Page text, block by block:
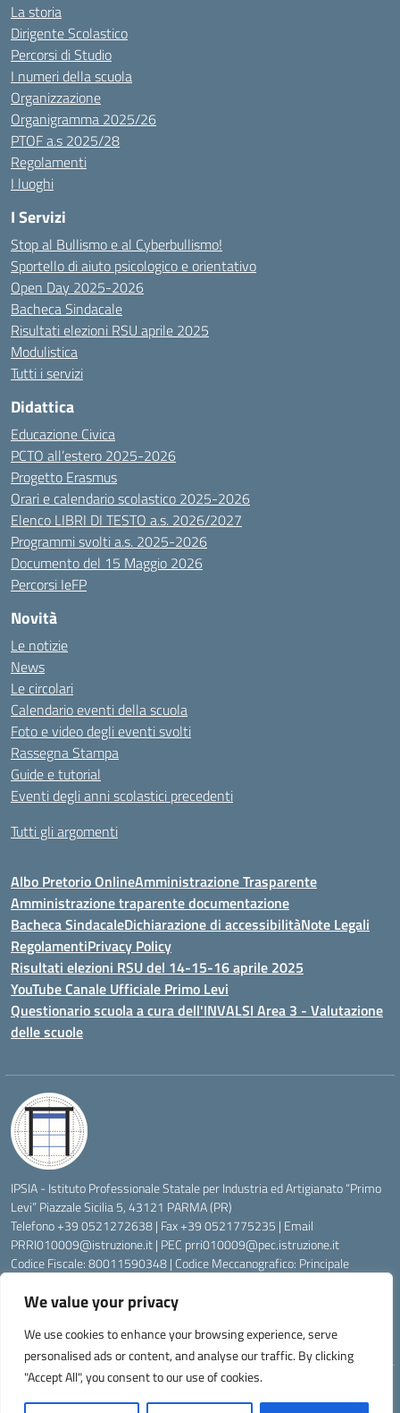
We value your privacy
We use cookies to enhance your browsing experience, serve
personalised ads or content, and analyse our traffic. By clicking
"Accept All", you consent to our use of cookies.
La storia
Dirigente Scolastico
Percorsi di Studio
I numeri della scuola
Organizzazione
Organigramma 2025/26
PTOF a.s 2025/28
Regolamenti
I luoghi
I Servizi
Stop al Bullismo e al Cyberbullismo!
Sportello di aiuto psicologico e orientativo
Open Day 2025-2026
Bacheca Sindacale
Risultati elezioni RSU aprile 2025
Modulistica
Tutti i servizi
Didattica
Educazione Civica
PCTO all’estero 2025-2026
Progetto Erasmus
Orari e calendario scolastico 2025-2026
Elenco LIBRI DI TESTO a.s. 2026/2027
Programmi svolti a.s. 2025-2026
Documento del 15 Maggio 2026
Percorsi IeFP
Novità
Le notizie
News
Le circolari
Calendario eventi della scuola
Foto e video degli eventi svolti
Rassegna Stampa
Guide e tutorial
Eventi degli anni scolastici precedenti
Tutti gli argomenti
Albo Pretorio OnlineAmministrazione Trasparente
Amministrazione traparente documentazione
Bacheca SindacaleDichiarazione di accessibilitàNote Legali
RegolamentiPrivacy Policy
Risultati elezioni RSU del 14-15-16 aprile 2025
YouTube Canale Ufficiale Primo Levi
Questionario scuola a cura dell'INVALSI Area 3 - Valutazione
delle scuole
IPSIA - Istituto Professionale Statale per Industria ed Artigianato “Primo
Levi” Piazzale Sicilia 5, 43121 PARMA (PR)
Telefono +39 0521272638 | Fax +39 0521775235 | Email
PRRI010009@istruzione.it| PEC prri010009@pec.istruzione.it
Codice Fiscale: 80011590348 | Codice Meccanografico: Principale
Codice Univoco di Fatturazione: UFW76E | Codice Ente Tesoreria:
Corrente Postale N.: 00222430